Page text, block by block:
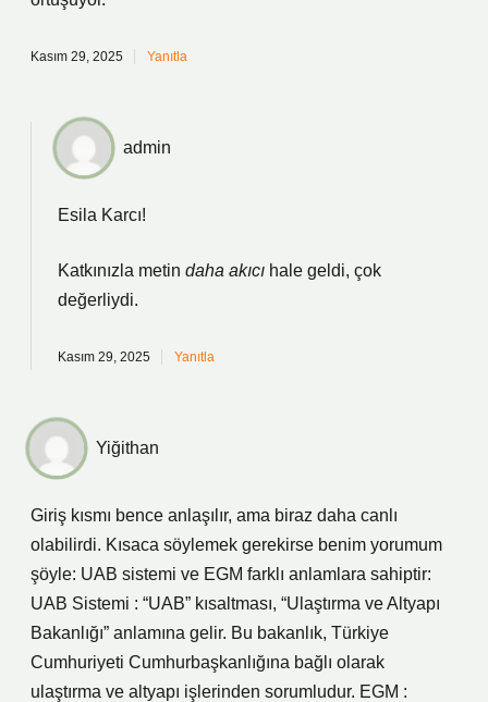
Kasım 29, 2025 Yanıtla
admin
Esila Karcı!
Katkınızla metin daha akıcı hale geldi, çok
değerliydi.
Kasım 29, 2025 Yanıtla
Yiğithan
Giriş kısmı bence anlaşılır, ama biraz daha canlı
olabilirdi. Kısaca söylemek gerekirse benim yorumum
şöyle: UAB sistemi ve EGM farklı anlamlara sahiptir:
UAB Sistemi : “UAB” kısaltması, “Ulaştırma ve Altyapı
Bakanlığı” anlamına gelir. Bu bakanlık, Türkiye
Cumhuriyeti Cumhurbaşkanlığına bağlı olarak
ulaştırma ve altyapı işlerinden sorumludur. EGM :